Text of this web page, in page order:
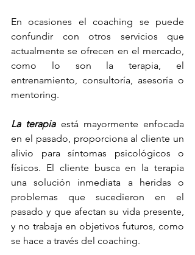
En ocasiones el coaching se puede
confundir con otros servicios que
actualmente se ofrecen en el mercado,
como lo son la terapia, el
entrenamiento, consultoría, asesoría o
mentoring.
La terapia está mayormente enfocada
en el pasado, proporciona al cliente un
alivio para síntomas psicológicos o
físicos. El cliente busca en la terapia
una solución inmediata a heridas o
problemas que sucedieron en el
pasado y que afectan su vida presente,
y no trabaja en objetivos futuros, como
se hace a través del coaching.